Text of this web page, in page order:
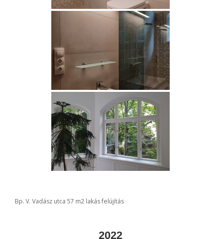
Bp. V. Vadász utca 57 m2 lakás felújítás
2022